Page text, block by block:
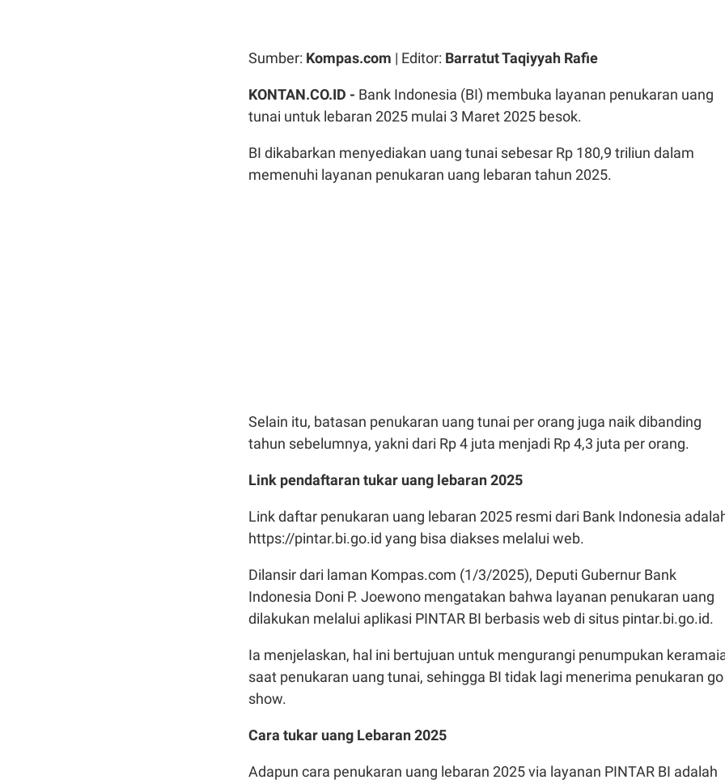
Sumber: Kompas.com | Editor: Barratut Taqiyyah Rafie
KONTAN.CO.ID - Bank Indonesia (BI) membuka layanan penukaran uang
tunai untuk lebaran 2025 mulai 3 Maret 2025 besok.
BI dikabarkan menyediakan uang tunai sebesar Rp 180,9 triliun dalam
memenuhi layanan penukaran uang lebaran tahun 2025.
Selain itu, batasan penukaran uang tunai per orang juga naik dibanding
tahun sebelumnya, yakni dari Rp 4 juta menjadi Rp 4,3 juta per orang.
Link pendaftaran tukar uang lebaran 2025
Link daftar penukaran uang lebaran 2025 resmi dari Bank Indonesia
https://pintar.bi.go.id yang bisa diakses melalui web.
Dilansir dari laman Kompas.com (1/3/2025), Deputi Gubernur Bank
Indonesia Doni P. Joewono mengatakan bahwa layanan penukaran uang
dilakukan melalui aplikasi PINTAR BI berbasis web di situs pintar.bi.go.id.
Ia menjelaskan, hal ini bertujuan untuk mengurangi penumpukan
saat penukaran uang tunai, sehingga BI tidak lagi menerima penukaran go
show.
Cara tukar uang Lebaran 2025
Adapun cara penukaran uang lebaran 2025 via layanan PINTAR BI adalah